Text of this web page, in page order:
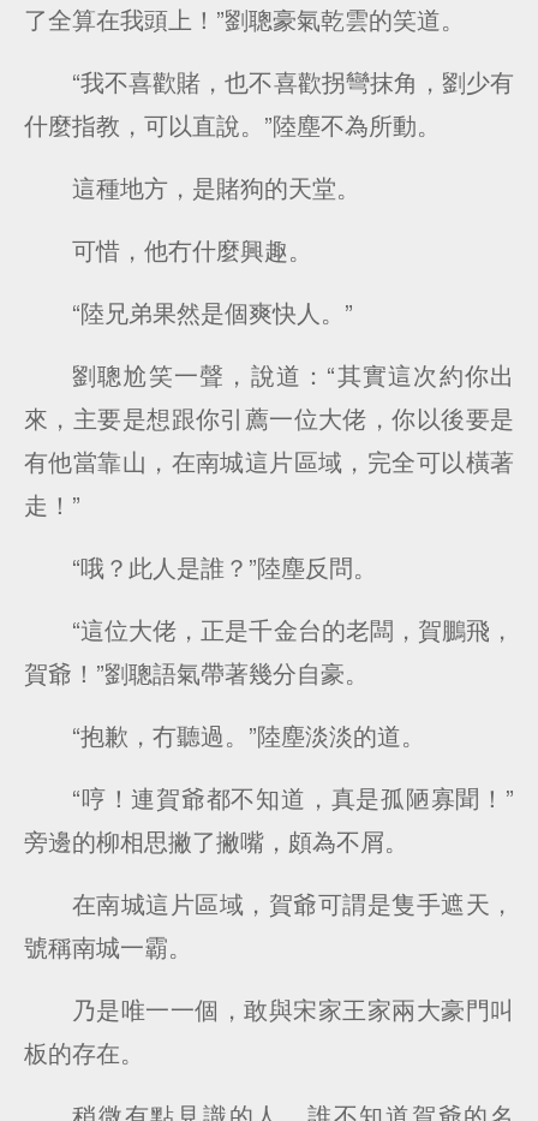
了全算在我頭上！”劉聰豪氣乾雲的笑道。
“我不喜歡賭，也不喜歡拐彎抹角，劉少有
什麼指教，可以直說。”陸塵不為所動。
這種地方，是賭狗的天堂。
可惜，他冇什麼興趣。
“陸兄弟果然是個爽快人。”
劉聰尬笑一聲，說道：“其實這次約你出
來，主要是想跟你引薦一位大佬，你以後要是
有他當靠山，在南城這片區域，完全可以橫著
走！”
“哦？此人是誰？”陸塵反問。
“這位大佬，正是千金台的老闆，賀鵬飛，
賀爺！”劉聰語氣帶著幾分自豪。
“抱歉，冇聽過。”陸塵淡淡的道。
“哼！連賀爺都不知道，真是孤陋寡聞！”
旁邊的柳相思撇了撇嘴，頗為不屑。
在南城這片區域，賀爺可謂是隻手遮天，
號稱南城一霸。
乃是唯一一個，敢與宋家王家兩大豪門叫
板的存在。